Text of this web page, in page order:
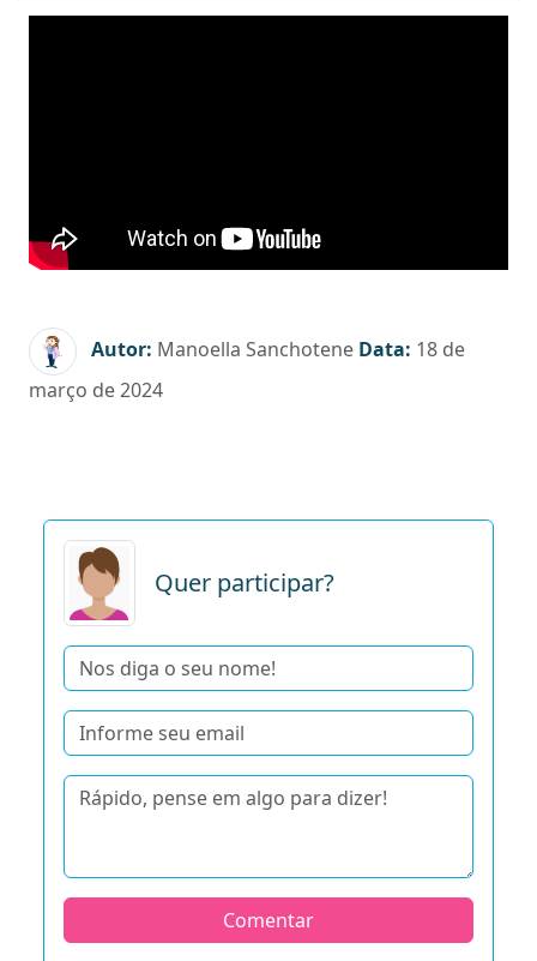
Autor: Manoella Sanchotene Data: 18 de
março de 2024
Quer participar?
Comentar